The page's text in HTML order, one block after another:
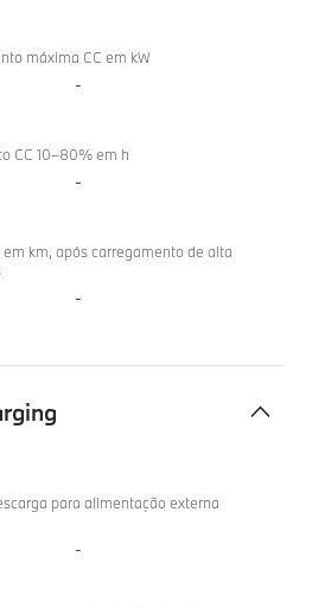
máxima CC em kW
-
CC 10–80% em h
-
km, após carregamento de alta
-
para alimentação externa
-